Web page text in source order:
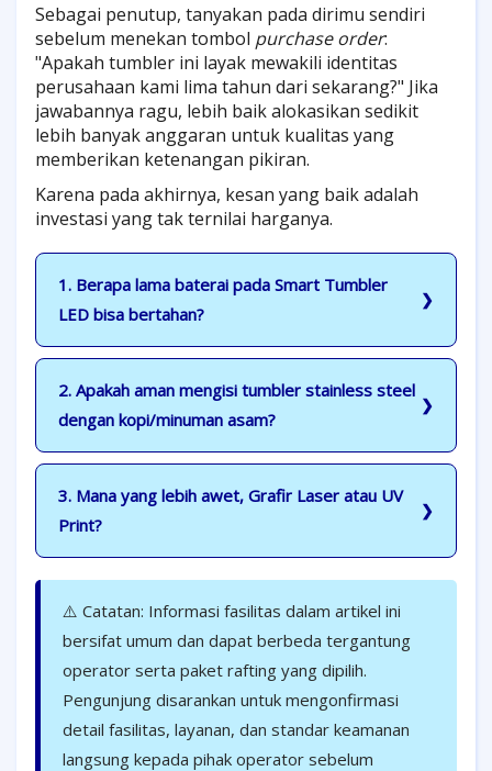
Sebagai penutup, tanyakan pada dirimu sendiri
sebelum menekan tombol purchase order:
"Apakah tumbler ini layak mewakili identitas
perusahaan kami lima tahun dari sekarang?" Jika
jawabannya ragu, lebih baik alokasikan sedikit
lebih banyak anggaran untuk kualitas yang
memberikan ketenangan pikiran.
Karena pada akhirnya, kesan yang baik adalah
investasi yang tak ternilai harganya.
1. Berapa lama baterai pada Smart Tumbler
LED bisa bertahan?
2. Apakah aman mengisi tumbler stainless steel
dengan kopi/minuman asam?
3. Mana yang lebih awet, Grafir Laser atau UV
Print?
⚠️ Catatan: Informasi fasilitas dalam artikel ini
bersifat umum dan dapat berbeda tergantung
operator serta paket rafting yang dipilih.
Pengunjung disarankan untuk mengonfirmasi
detail fasilitas, layanan, dan standar keamanan
langsung kepada pihak operator sebelum